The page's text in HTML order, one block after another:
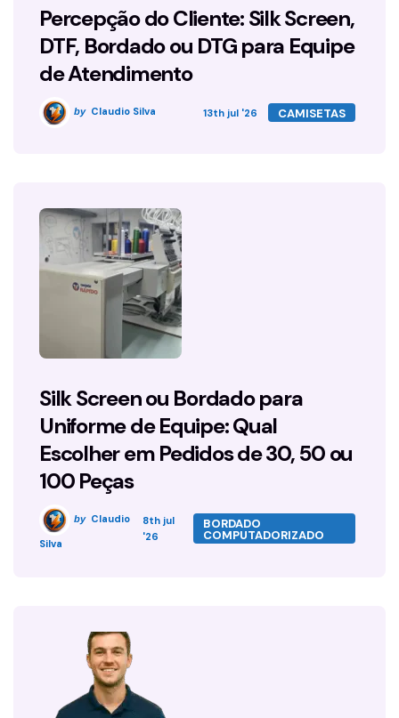
Percepção do Cliente: Silk Screen,
DTF, Bordado ou DTG para Equipe
de Atendimento
by Claudio Silva 13th jul '26 CAMISETAS
Silk Screen ou Bordado para
Uniforme de Equipe: Qual
Escolher em Pedidos de 30, 50 ou
100 Peças
by Claudio
Silva
8th jul
'26
BORDADO
COMPUTADORIZADO